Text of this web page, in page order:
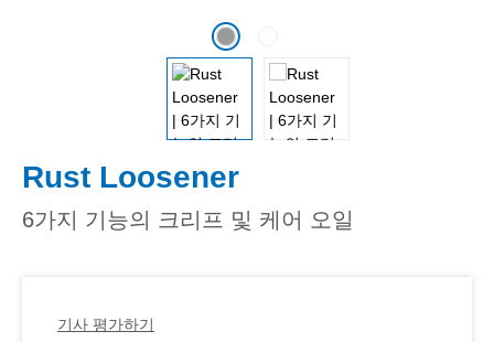
Rust Loosener
6가지 기능의 크리프 및 케어 오일
기사 평가하기